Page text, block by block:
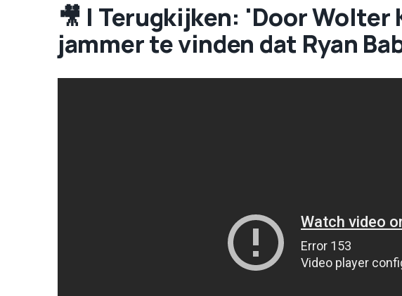
🎥 | Terugkijken: 'Door Wolter
jammer te vinden dat Ryan